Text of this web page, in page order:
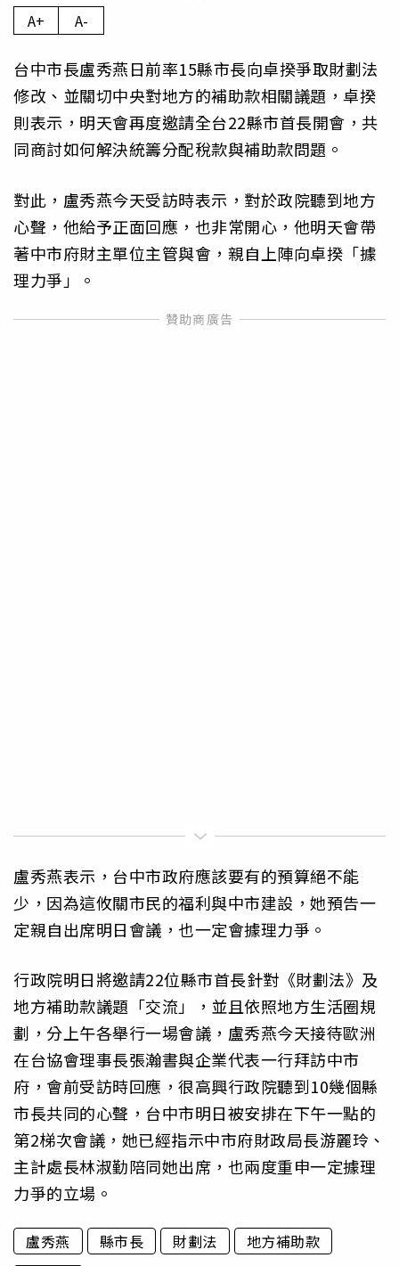
A+ A-
台中市長盧秀燕日前率15縣市長向卓揆爭取財劃法
修改、並關切中央對地方的補助款相關議題，卓揆
則表示，明天會再度邀請全台22縣市首長開會，共
同商討如何解決統籌分配稅款與補助款問題。
對此，盧秀燕今天受訪時表示，對於政院聽到地方
心聲，他給予正面回應，也非常開心，他明天會帶
著中市府財主單位主管與會，親自上陣向卓揆「據
理力爭」。
盧秀燕表示，台中市政府應該要有的預算絕不能
少，因為這攸關市民的福利與中市建設，她預告一
定親自出席明日會議，也一定會據理力爭。
行政院明日將邀請22位縣市首長針對《財劃法》及
地方補助款議題「交流」，並且依照地方生活圈規
劃，分上午各舉行一場會議，盧秀燕今天接待歐洲
在台協會理事長張瀚書與企業代表一行拜訪中市
府，會前受訪時回應，很高興行政院聽到10幾個縣
市長共同的心聲，台中市明日被安排在下午一點的
第2梯次會議，她已經指示中市府財政局長游麗玲、
主計處長林淑勤陪同她出席，也兩度重申一定據理
力爭的立場。
盧秀燕 縣市長 財劃法
地方補助款